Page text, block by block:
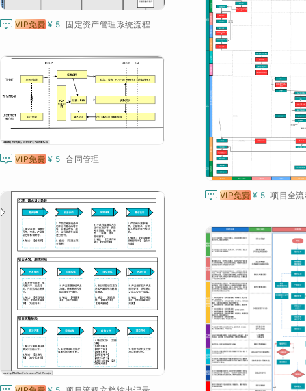
 VIP免费 ¥ 5 固定资产管理系统流程
 VIP免费 ¥ 5 项目全
 VIP免费 ¥ 5 合同管理